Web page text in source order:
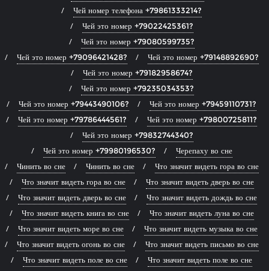
Чей номер телефона +79861333214?
Чей это номер +79022425361?
Чей это номер +79080599735?
Чей это номер +79096421428?
Чей это номер +79148892690?
Чей это номер +79182958674?
Чей это номер +79235034353?
Чей это номер +79443490106?
Чей это номер +79459110731?
Чей это номер +79786444561?
Чей это номер +79800725811?
Чей это номер +79832744340?
Чей это номер +79980196530?
Черепаху во сне
Чинить во сне
Чинить во сне
Что значит видеть гора во сне
Что значит видеть гора во сне
Что значит видеть дверь во сне
Что значит видеть дверь во сне
Что значит видеть дождь во сне
Что значит видеть книга во сне
Что значит видеть луна во сне
Что значит видеть море во сне
Что значит видеть музыка во сне
Что значит видеть огонь во сне
Что значит видеть письмо во сне
Что значит видеть поле во сне
Что значит видеть поле во сне